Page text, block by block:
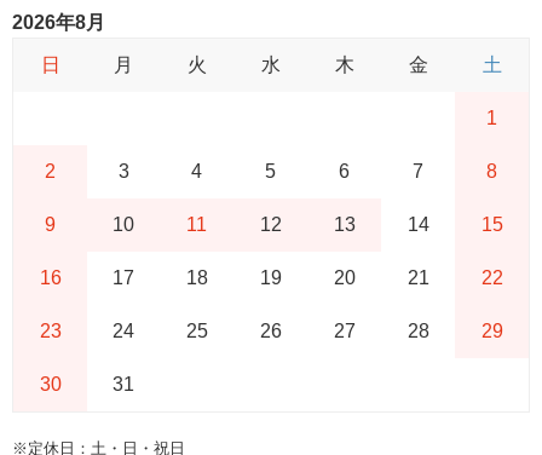
2026年8月
日 月 火 水 木 金 土
1
2 3 4 5 6 7 8
9 10 11 12 13 14 15
16 17 18 19 20 21 22
23 24 25 26 27 28 29
30 31
※定休日：土・日・祝日